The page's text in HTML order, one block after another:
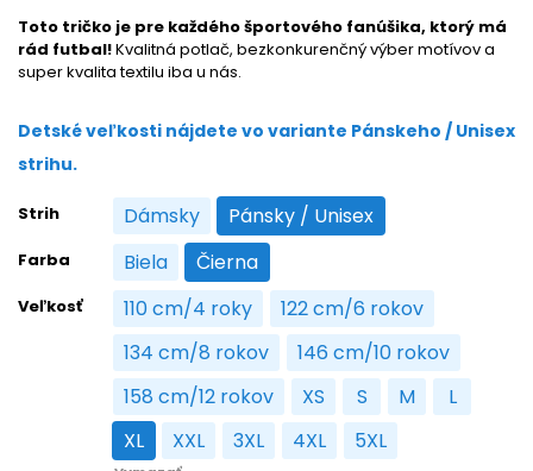
Toto tričko je pre každého športového fanúšika, ktorý má
rád futbal!Kvalitná potlač, bezkonkurenčný výber motívov a
super kvalita textilu iba u nás.
Detské veľkosti nájdete vo variante Pánskeho / Unisex
strihu.
Strih Dámsky
Dámsky Pánsky / Unisex
Pánsky / Unisex
Farba Biela
Biela Čierna
Čierna
Veľkosť 110 cm/4 roky
110 cm/4 roky122 cm/6 rokov
122 cm/6 rokov
134 cm/8 rokov
134 cm/8 rokov146 cm/10 rokov
146 cm/10 rokov
158 cm/12 rokov
158 cm/12 rokov
XS
XS S
S M
M LL
XL
XL XXL
XXL 3XL
3XL 4XL
4XL 5XL
5XL